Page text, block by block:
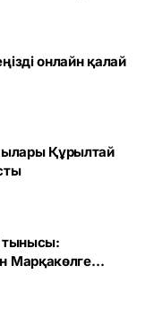
онлайн қалай
Құрылтай
тынысы:
Марқакөлге